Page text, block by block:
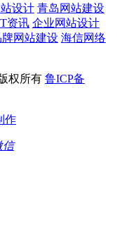
设计 青岛网站建设
资讯 企业网站设计
网站建设 海信网络
权所有 鲁ICP备
作